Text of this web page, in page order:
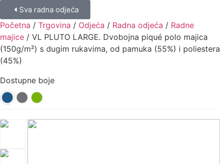
Sva radna odjeća
Početna / Trgovina / Odjeća / Radna odjeća / Radne
majice / VL PLUTO LARGE. Dvobojna piqué polo majica
(150g/m²) s dugim rukavima, od pamuka (55%) i poliestera
(45%)
Dostupne boje